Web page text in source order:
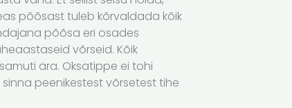
põõsast tuleb kõrvaldada kõik
põõsa eri osades
võrseid. Kõik
ära. Oksatippe ei tohi
peenikestest võrsetest tihe